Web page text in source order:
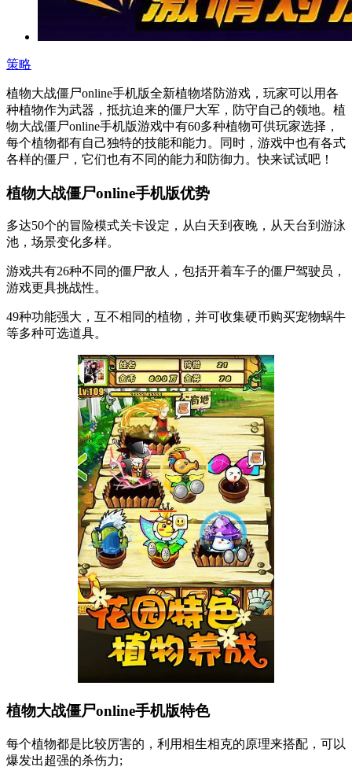
策略
植物大战僵尸online手机版全新植物塔防游戏，玩家可以用各
种植物作为武器，抵抗迫来的僵尸大军，防守自己的领地。植
物大战僵尸online手机版游戏中有60多种植物可供玩家选择，
每个植物都有自己独特的技能和能力。同时，游戏中也有各式
各样的僵尸，它们也有不同的能力和防御力。快来试试吧！
植物大战僵尸online手机版优势
多达50个的冒险模式关卡设定，从白天到夜晚，从天台到游泳
池，场景变化多样。
游戏共有26种不同的僵尸敌人，包括开着车子的僵尸驾驶员，
游戏更具挑战性。
49种功能强大，互不相同的植物，并可收集硬币购买宠物蜗牛
等多种可选道具。
植物大战僵尸online手机版特色
每个植物都是比较厉害的，利用相生相克的原理来搭配，可以
爆发出超强的杀伤力;